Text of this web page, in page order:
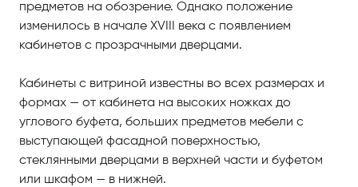
предметов на обозрение. Однако положение
изменилось в начале XVIII века с появлением
кабинетов с прозрачными дверцами.
Кабинеты с витриной известны во всех размерах и
формах — от кабинета на высоких ножках до
углового буфета, больших предметов мебели с
выступающей фасадной поверхностью,
стеклянными дверцами в верхней части и буфетом
или шкафом — в нижней.